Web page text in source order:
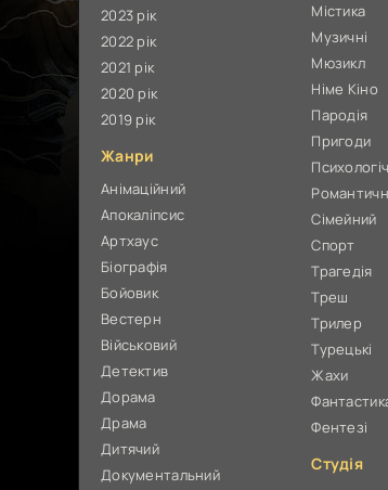
2023 рік
2022 рік
2021 рік
2020 рік
2019 рік
Жанри
Анімаційний
Апокаліпсис
Артхаус
Біографія
Бойовик
Вестерн
Військовий
Детектив
Дорама
Драма
Дитячий
Документальний
Містика
Музичні
Мюзикл
Німе Кіно
Пародія
Пригоди
Сімейний
Спорт
Трагедія
Треш
Трилер
Турецькі
Жахи
Фентезі
Студія